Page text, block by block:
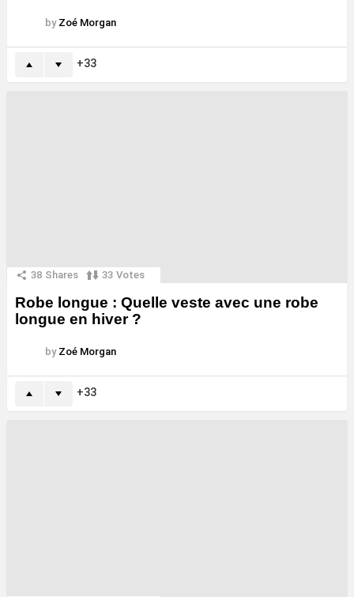
by Zoé Morgan
33
38 Shares 33 Votes
Robe longue : Quelle veste avec une robe
longue en hiver ?
by Zoé Morgan
33